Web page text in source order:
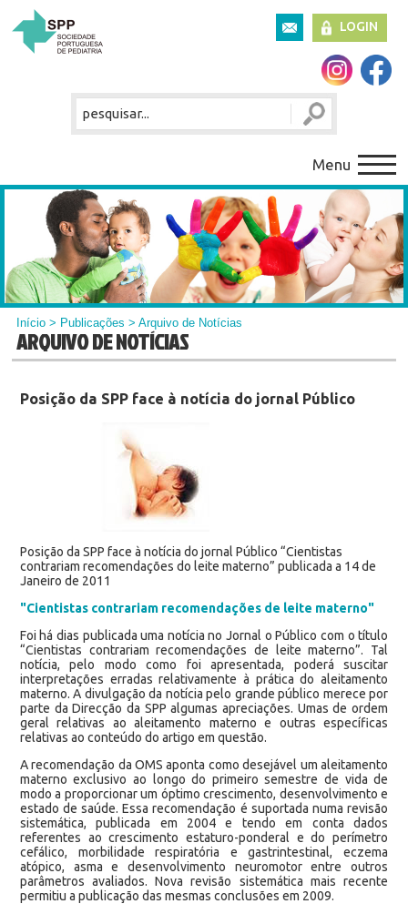
LOGIN
Menu
Início > Publicações > Arquivo de Notícias
ARQUIVO DE NOTÍCIAS
Posição da SPP face à notícia do jornal Público
Posição da SPP face à notícia do jornal Público “Cientistas
contrariam recomendações do leite materno” publicada a 14 de
Janeiro de 2011
"Cientistas contrariam recomendações de leite materno"
Foi há dias publicada uma notícia no Jornal o Público com o título
“Cientistas contrariam recomendações de leite materno”. Tal
notícia, pelo modo como foi apresentada, poderá suscitar
interpretações erradas relativamente à prática do aleitamento
materno. A divulgação da notícia pelo grande público merece por
parte da Direcção da SPP algumas apreciações. Umas de ordem
geral relativas ao aleitamento materno e outras específicas
relativas ao conteúdo do artigo em questão.
A recomendação da OMS aponta como desejável um aleitamento
materno exclusivo ao longo do primeiro semestre de vida de
modo a proporcionar um óptimo crescimento, desenvolvimento e
estado de saúde. Essa recomendação é suportada numa revisão
sistemática, publicada em 2004 e tendo em conta dados
referentes ao crescimento estaturo-ponderal e do perímetro
cefálico, morbilidade respiratória e gastrintestinal, eczema
atópico, asma e desenvolvimento neuromotor entre outros
parâmetros avaliados. Nova revisão sistemática mais recente
permitiu a publicação das mesmas conclusões em 2009.